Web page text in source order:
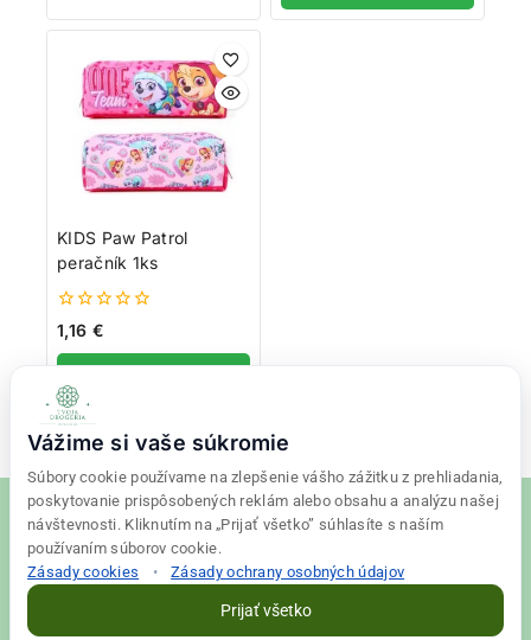
KIDS Paw Patrol
peračník 1ks
0
5
1,16 €
Vážime si vaše súkromie
Súbory cookie používame na zlepšenie vášho zážitku z prehliadania,
poskytovanie prispôsobených reklám alebo obsahu a analýzu našej
návštevnosti. Kliknutím na „Prijať všetko” súhlasíte s naším
používaním súborov cookie.
Zásady cookies
• Zásady ochrany osobných údajov
Prijať všetko